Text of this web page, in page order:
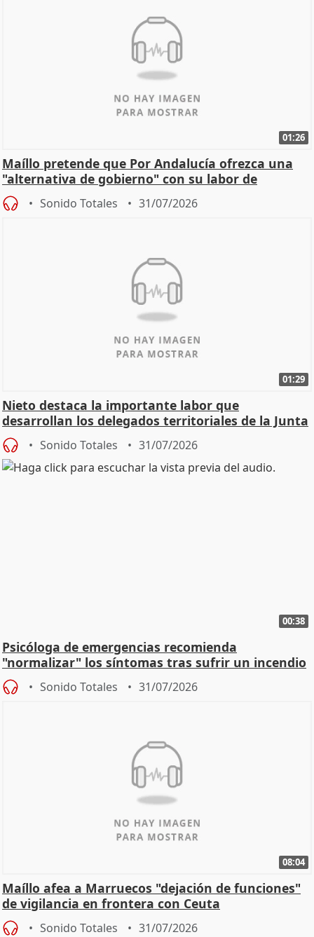
01:26
Maíllo pretende que Por Andalucía ofrezca una
"alternativa de gobierno" con su labor de
oposición
Sonido Totales 31/07/2026
01:29
Nieto destaca la importante labor que
desarrollan los delegados territoriales de la Junta
Sonido Totales 31/07/2026
00:38
Psicóloga de emergencias recomienda
"normalizar" los síntomas tras sufrir un incendio
Sonido Totales 31/07/2026
08:04
Maíllo afea a Marruecos "dejación de funciones"
de vigilancia en frontera con Ceuta
Sonido Totales 31/07/2026